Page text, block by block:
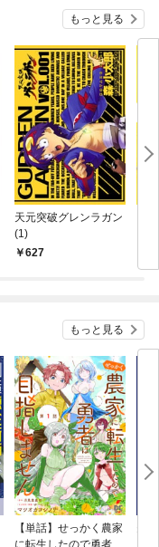
もっと見る
天元突破グレンラガン
(1)
627
もっと見る
【単話】せっかく農家